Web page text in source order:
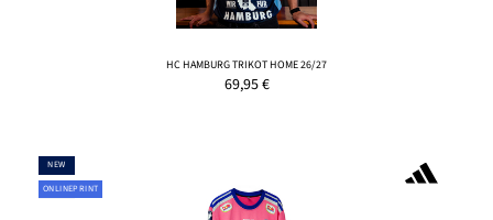
HC HAMBURG TRIKOT HOME 26/27
69,95€
NEW
ONLINEPRINT